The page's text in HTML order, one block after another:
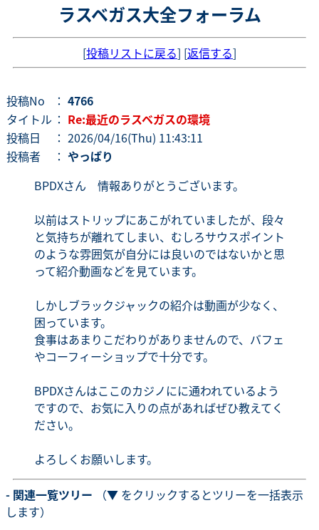
ラスベガス大全フォーラム
[投稿リストに戻る] [返信する]
投稿No ： 4766
タイトル ： Re:最近のラスベガスの環境
投稿日
： 2026/04/16(Thu) 11:43:11
投稿者
： やっぱり
BPDXさん 情報ありがとうございます。
以前はストリップにあこがれていましたが、段々
と気持ちが離れてしまい、むしろサウスポイント
のような雰囲気が自分には良いのではないかと思
って紹介動画などを見ています。
しかしブラックジャックの紹介は動画が少なく、
困っています。
食事はあまりこだわりがありませんので、バフェ
やコーフィーショップで十分です。
BPDXさんはここのカジノにに通われているよう
ですので、お気に入りの点があればぜひ教えてく
ださい。
よろしくお願いします。
- 関連一覧ツリー （▼ をクリックするとツリーを一括表示
します）